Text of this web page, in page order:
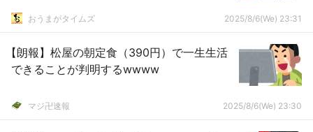
おうまがタイムズ 2025/8/6(We) 23:31
【朗報】松屋の朝定食（390円）で一生生活
できることが判明するwwww
マジ卍速報 2025/8/6(We) 23:30